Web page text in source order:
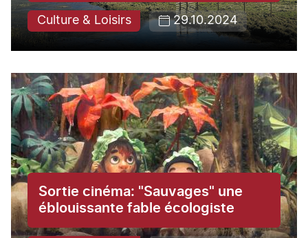
Culture & Loisirs 29.10.2024
Sortie cinéma: "Sauvages" une
éblouissante fable écologiste